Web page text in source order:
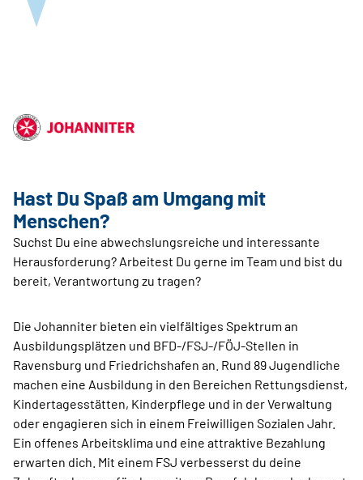
Hast Du Spaß am ­Umgang mit
Menschen?
Suchst Du eine abwechslungsreiche und interessante
Herausforderung? Arbeitest Du gerne im Team und bist du
bereit, Verantwortung zu tragen?
Die Johanniter bieten ein vielfältiges Spektrum an
Ausbildungsplätzen und BFD-/FSJ-/FÖJ-Stellen in
Ravensburg und Friedrichshafen an. Rund 89 Jugendliche
machen eine Ausbildung in den Bereichen Rettungsdienst,
Kindertagesstätten, Kinderpflege und in der Verwaltung
oder engagieren sich in einem Freiwilligen Sozialen Jahr.
Ein offenes Arbeitsklima und eine attraktive Bezahlung
erwarten dich. Mit einem FSJ verbesserst du deine